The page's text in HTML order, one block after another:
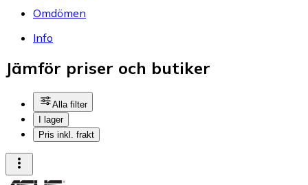
Omdömen
Info
Jämför priser och butiker
Alla filter
I lager
Pris inkl. frakt